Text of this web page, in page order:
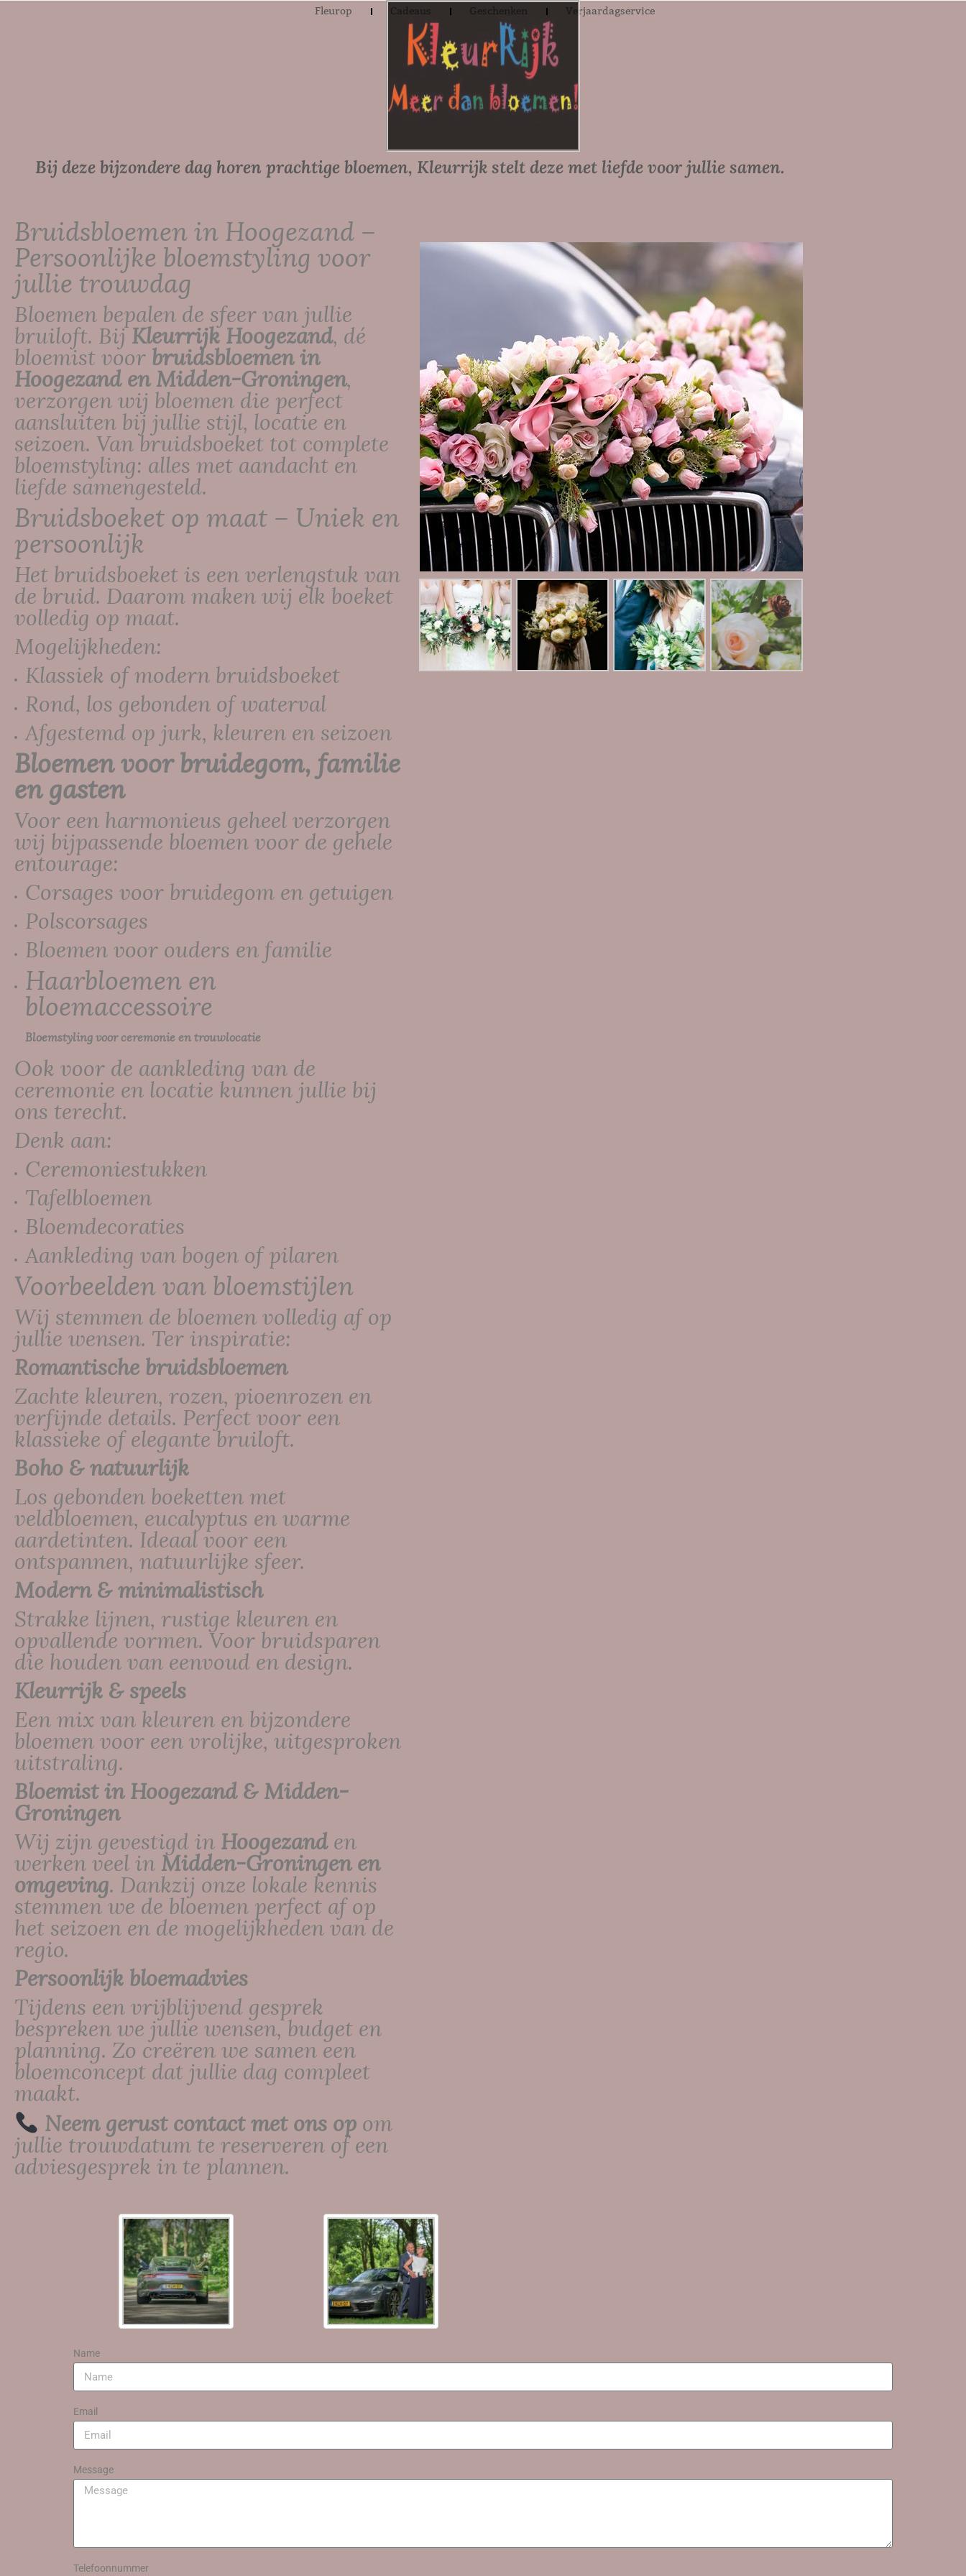
Fleurop Cadeaus Geschenken Verjaardagservice
Bij deze bijzondere dag horen prachtige bloemen, Kleurrijk stelt deze met liefde voor jullie samen.
Bruidsbloemen in Hoogezand –
Persoonlijke bloemstyling voor
jullie trouwdag
Bloemen bepalen de sfeer van jullie
bruiloft. BijKleurrijk Hoogezand, dé
bloemist voor bruidsbloemen in
Hoogezand en Midden-Groningen,
verzorgen wij bloemen die perfect
aansluiten bij jullie stijl, locatie en
seizoen. Van bruidsboeket tot complete
bloemstyling: alles met aandacht en
liefde samengesteld.
Bruidsboeket op maat – Uniek en
persoonlijk
Het bruidsboeket is een verlengstuk van
de bruid. Daarom maken wij elk boeket
volledig op maat.
Mogelijkheden:
Klassiek of modern bruidsboeket
Rond, los gebonden of waterval
Afgestemd op jurk, kleuren en seizoen
Bloemen voor bruidegom, familie
en gasten
Voor een harmonieus geheel verzorgen
wij bijpassende bloemen voor de gehele
entourage:
Corsages voor bruidegom en getuigen
Polscorsages
Bloemen voor ouders en familie
Haarbloemen en
bloemaccessoire
Bloemstyling voor ceremonie en trouwlocatie
Ook voor de aankleding van de
ceremonie en locatie kunnen jullie bij
ons terecht.
Denk aan:
Ceremoniestukken
Tafelbloemen
Bloemdecoraties
Aankleding van bogen of pilaren
Voorbeelden van bloemstijlen
Wij stemmen de bloemen volledig af op
jullie wensen. Ter inspiratie:
Romantische bruidsbloemen
Zachte kleuren, rozen, pioenrozen en
verfijnde details. Perfect voor een
klassieke of elegante bruiloft.
Boho & natuurlijk
Los gebonden boeketten met
veldbloemen, eucalyptus en warme
aardetinten. Ideaal voor een
ontspannen, natuurlijke sfeer.
Modern & minimalistisch
Strakke lijnen, rustige kleuren en
opvallende vormen. Voor bruidsparen
die houden van eenvoud en design.
Kleurrijk & speels
Een mix van kleuren en bijzondere
bloemen voor een vrolijke, uitgesproken
uitstraling.
Bloemist in Hoogezand & Midden-
Groningen
Wij zijn gevestigd in Hoogezanden
werken veel in Midden-Groningen en
omgeving. Dankzij onze lokale kennis
stemmen we de bloemen perfect af op
het seizoen en de mogelijkheden van de
regio.
Persoonlijk bloemadvies
Tijdens een vrijblijvend gesprek
bespreken we jullie wensen, budget en
planning. Zo creëren we samen een
bloemconcept dat jullie dag compleet
maakt.
Neem gerust contact met ons op om
jullie trouwdatum te reserveren of een
adviesgesprek in te plannen.
Name
Email
Message
Telefoonnummer